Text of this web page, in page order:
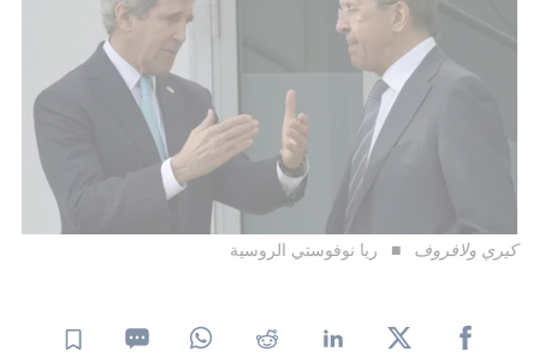
كيري ولافروف ريا نوفوستي الروسية